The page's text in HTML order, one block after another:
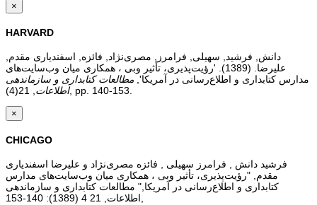
×
HARVARD
دانش, فرشید, سهیلی, فرامرز, مصری‌نژاد, فائزه, اسفندیاری مقدم,
علیرضا. (1389). 'رؤیت‌پذیری، تأثیر وبی ، همکاری میان وب‌سایت‌های
مدارس کتابداری و اطلاع‌رسانی در آمریکا', مطالعات کتابداری و سازماندهی
اطلاعات, 21(4), pp. 140-153.
×
CHICAGO
فرشید دانش , فرامرز سهیلی , فائزه مصری‌نژاد و علیرضا اسفندیاری
مقدم, "رؤیت‌پذیری، تأثیر وبی ، همکاری میان وب‌سایت‌های مدارس
کتابداری و اطلاع‌رسانی در آمریکا," مطالعات کتابداری و سازماندهی
اطلاعات, 21 4 (1389): 140-153,